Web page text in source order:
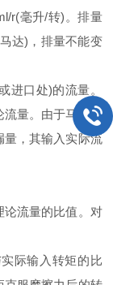
r(毫升/转)。排量
达)，排量不能变
口处)的流量。
流量。由于马达本
量，其输入实际流
流量的比值。对
际输入转矩的比